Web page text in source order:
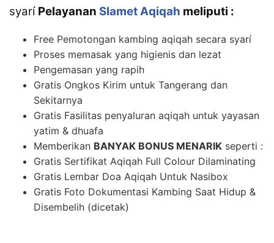
syarí Pelayanan Slamet Aqiqah meliputi :
Free Pemotongan kambing aqiqah secara syarí
Proses memasak yang higienis dan lezat
Pengemasan yang rapih
Gratis Ongkos Kirim untuk Tangerang dan
Sekitarnya
Gratis Fasilitas penyaluran aqiqah untuk yayasan
yatim & dhuafa
Memberikan BANYAK BONUS MENARIK seperti :
Gratis Sertifikat Aqiqah Full Colour Dilaminating
Gratis Lembar Doa Aqiqah Untuk Nasibox
Gratis Foto Dokumentasi Kambing Saat Hidup &
Disembelih (dicetak)